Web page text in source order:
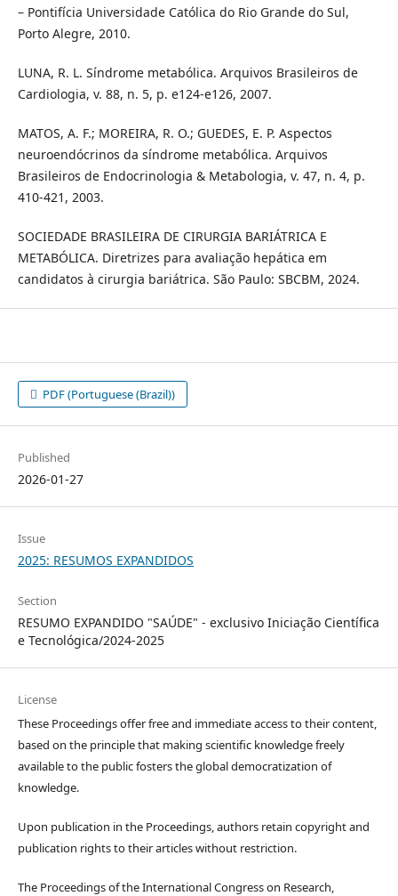
– Pontifícia Universidade Católica do Rio Grande do Sul,
Porto Alegre, 2010.
LUNA, R. L. Síndrome metabólica. Arquivos Brasileiros de
Cardiologia, v. 88, n. 5, p. e124-e126, 2007.
MATOS, A. F.; MOREIRA, R. O.; GUEDES, E. P. Aspectos
neuroendócrinos da síndrome metabólica. Arquivos
Brasileiros de Endocrinologia & Metabologia, v. 47, n. 4, p.
410-421, 2003.
SOCIEDADE BRASILEIRA DE CIRURGIA BARIÁTRICA E
METABÓLICA. Diretrizes para avaliação hepática em
candidatos à cirurgia bariátrica. São Paulo: SBCBM, 2024.
PDF (Portuguese (Brazil))
Published
2026-01-27
Issue
2025: RESUMOS EXPANDIDOS
Section
RESUMO EXPANDIDO "SAÚDE" - exclusivo Iniciação Científica
e Tecnológica/2024-2025
License
These Proceedings offer free and immediate access to their content,
based on the principle that making scientific knowledge freely
available to the public fosters the global democratization of
knowledge.
Upon publication in the Proceedings, authors retain copyright and
publication rights to their articles without restriction.
The Proceedings of the International Congress on Research,